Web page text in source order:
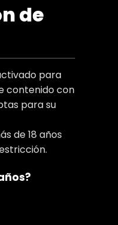
de
para
contenido con
para su
de 18 años